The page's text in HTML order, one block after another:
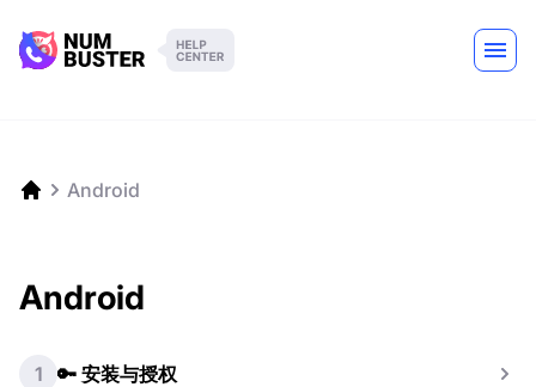
Android
Android
1
🔑 安装与授权